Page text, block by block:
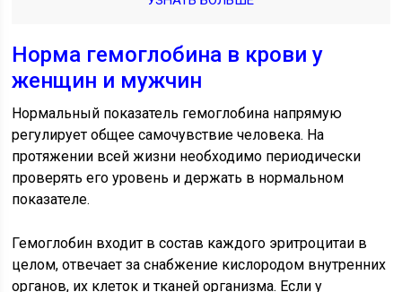
Норма гемоглобина в крови у
женщин и мужчин
Нормальный показатель гемоглобина напрямую
регулирует общее самочувствие человека. На
протяжении всей жизни необходимо периодически
проверять его уровень и держать в нормальном
показателе.
Гемоглобин входит в состав каждого эритроцитаи в
целом, отвечает за снабжение кислородом внутренних
органов, их клеток и тканей организма. Если у